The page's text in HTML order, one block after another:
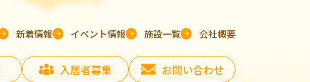
新着情報 イベント情報 施設一覧 会社概要
入居者募集 お問い合わせ